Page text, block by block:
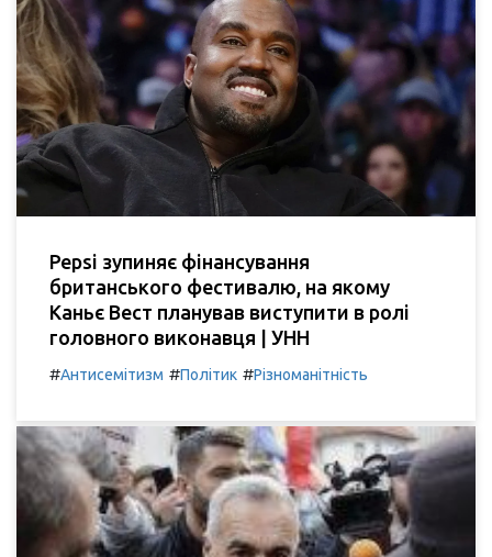
Pepsi зупиняє фінансування
британського фестивалю, на якому
Каньє Вест планував виступити в ролі
головного виконавця | УНН
#Антисемітизм #Політик #Різноманітність